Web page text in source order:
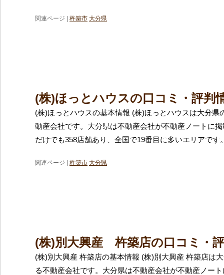
関連ページ | 杵築市 大分県
(株)ほっとハウスの口コミ・評判
(株)ほっとハウスの基本情報 (株)ほっとハウスは大分県
動産会社です。大分県は不動産会社が不動産ノートに
だけでも358店舗あり、全国で19番目に多いエリアです
関連ページ | 杵築市 大分県
(株)別大興産 杵築店の口コミ・
(株)別大興産 杵築店の基本情報 (株)別大興産 杵築店は
る不動産会社です。大分県は不動産会社が不動産ノー